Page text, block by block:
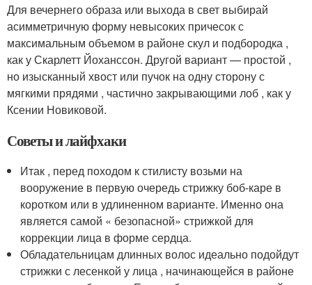
Для вечернего образа или выхода в свет выбирай
асимметричную форму невысоких причесок с
максимальным объемом в районе скул и подбородка ,
как у Скарлетт Йоханссон. Другой вариант — простой ,
но изысканный хвост или пучок на одну сторону с
мягкими прядями , частично закрывающими лоб , как у
Ксении Новиковой.
Советы и лайфхаки
Итак , перед походом к стилисту возьми на
вооружение в первую очередь стрижку боб-каре в
коротком или в удлиненном варианте. Именно она
является самой « безопасной» стрижкой для
коррекции лица в форме сердца.
Обладательницам длинных волос идеально подойдут
стрижки с лесенкой у лица , начинающейся в районе